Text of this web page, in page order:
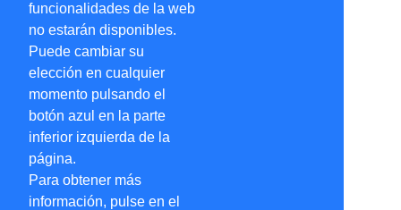
funcionalidades de la web
no estarán disponibles.
Puede cambiar su
elección en cualquier
momento pulsando el
botón azul en la parte
inferior izquierda de la
página.
Para obtener más
información, pulse en el